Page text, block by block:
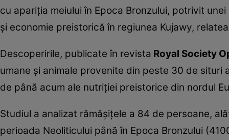
cu apariția meiului în Epoca Bronzului, potrivit
și economie preistorică în regiunea Kujawy,
Descoperirile, publicate în revista Royal Society
umane și animale provenite din peste 30 de
de până acum ale nutriției preistorice din nordul
Studiul a analizat rămășițele a 84 de persoane,
perioada Neoliticului până în Epoca Bronzului